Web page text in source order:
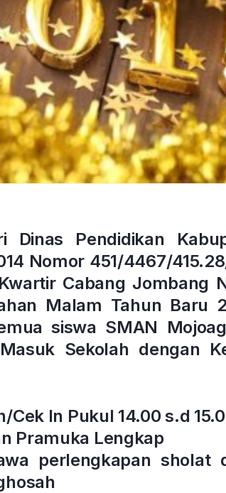
Dinas Pendidikan
Nomor 451/4467/
Cabang Jombang
Malam Tahun Baru
siswa SMAN
Sekolah dengan
Cek In Pukul 14.00 s.d
Pramuka Lengkap
perlengkapan sholat